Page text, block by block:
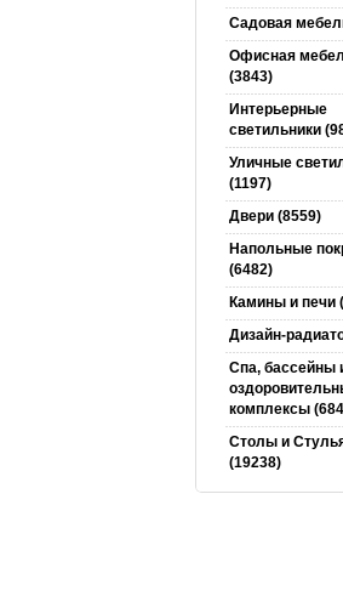
Садовая
Офисная
(3843)
Интерьерные
светильники
Уличные
(1197)
Двери (8559)
Напольные
(6482)
Камины и печи
Дизайн-
Спа, бассейны
комплексы
Столы и
(19238)